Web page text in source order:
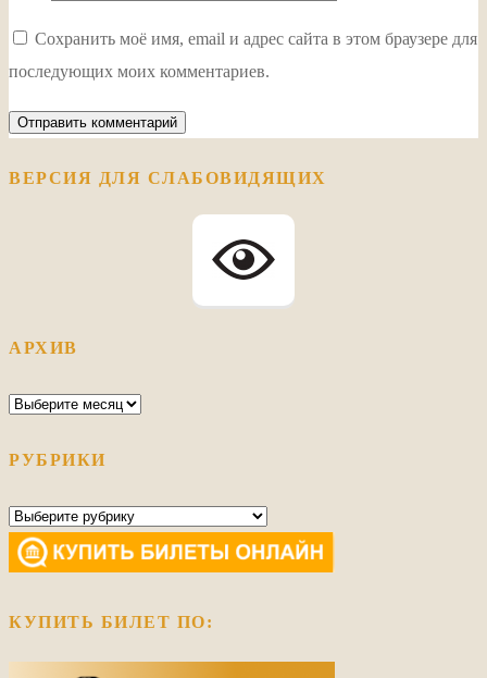
Сохранить моё имя, email и адрес сайта в этом браузере для
последующих моих комментариев.
ВЕРСИЯ ДЛЯ СЛАБОВИДЯЩИХ
АРХИВ
Архив
РУБРИКИ
Рубрики
КУПИТЬ БИЛЕТ ПО: